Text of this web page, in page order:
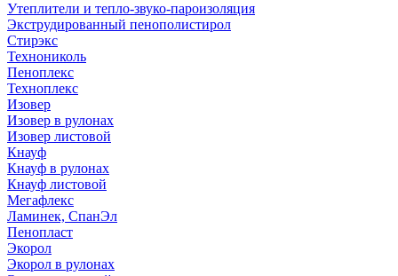
Утеплители и тепло-звуко-пароизоляция
Экструдированный пенополистирол
Стирэкс
Технониколь
Пеноплекс
Техноплекс
Изовер
Изовер в рулонах
Изовер листовой
Кнауф
Кнауф в рулонах
Кнауф листовой
Мегафлекс
Ламинек, СпанЭл
Пенопласт
Экорол
Экорол в рулонах